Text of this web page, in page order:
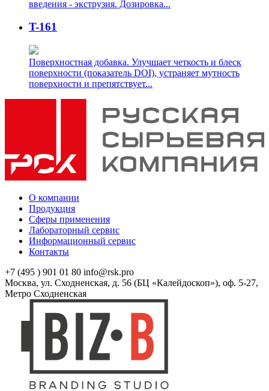
введения - экструзия. Дозировка...
T-161
Поверхностная добавка. Улучшает четкость и блеск
поверхности (показатель DOI), устраняет мутность
поверхности и препятствует...
О компании
Продукция
Сферы применения
Лабораторный сервис
Информационный сервис
Контакты
+7 (495 ) 901 01 80 info@rsk.pro
Москва, ул. Сходненская, д. 56 (БЦ «Калейдоскоп»), оф. 5-27,
Метро Сходненская